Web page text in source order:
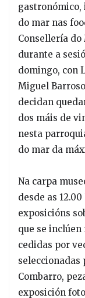
gastronómico,
do mar nas
Consellería do
durante a
domingo, con
Miguel
decidan
dos máis de
nesta
do mar da
Na carpa
desde as
exposicións
que se inclúen
cedidas por
seleccionadas
Combarro,
exposición